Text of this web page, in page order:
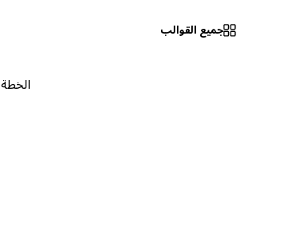
جميع القوالب